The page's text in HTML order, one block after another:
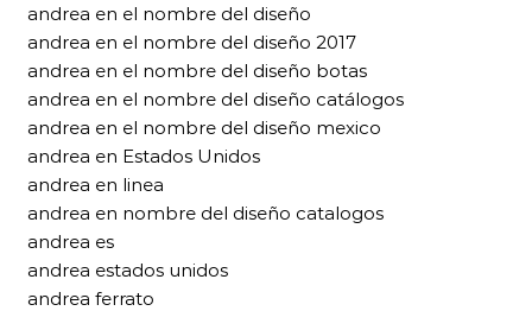
andrea en el nombre del diseño
andrea en el nombre del diseño 2017
andrea en el nombre del diseño botas
andrea en el nombre del diseño catálogos
andrea en el nombre del diseño mexico
andrea en Estados Unidos
andrea en linea
andrea en nombre del diseño catalogos
andrea es
andrea estados unidos
andrea ferrato